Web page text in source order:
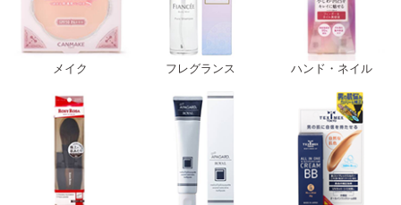
メイク フレグランス ハンド・ネイル